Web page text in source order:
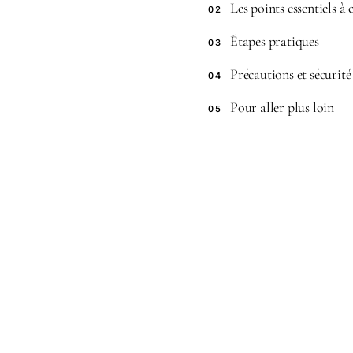
02 Les points essentiels à
03 Étapes pratiques
04 Précautions et sécurité
05 Pour aller plus loin